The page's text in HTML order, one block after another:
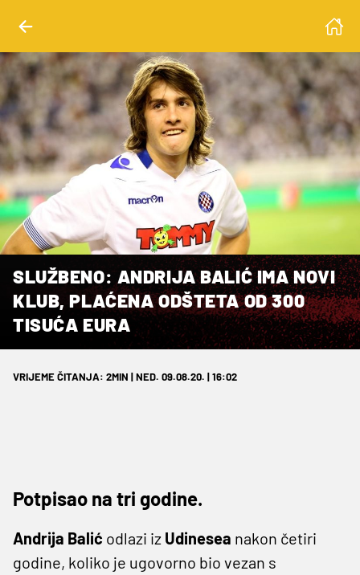
SLUŽBENO: ANDRIJA BALIĆ IMA NOVI
KLUB, PLAĆENA ODŠTETA OD 300
TISUĆA EURA
VRIJEME ČITANJA: 2MIN | NED. 09.08.20. | 16:02
Potpisao na tri godine.
Andrija Balić odlazi iz Udinesea nakon četiri
godine, koliko je ugovorno bio vezan s